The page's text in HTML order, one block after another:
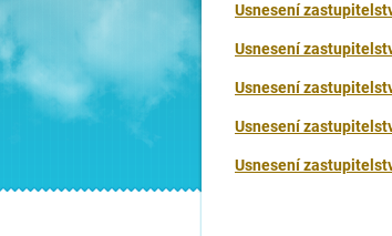
Usnesení
Usnesení
Usnesení
Usnesení
Usnesení